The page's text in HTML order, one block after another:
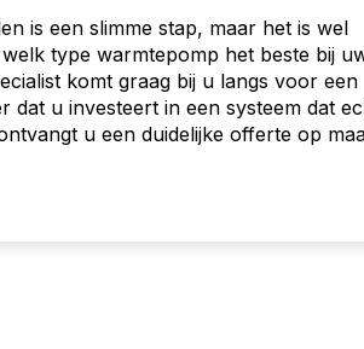
is een slimme stap, maar het is wel
type warmtepomp het beste bij
komt graag bij u langs voor een
dat u investeert in een systeem dat
u een duidelijke offerte op